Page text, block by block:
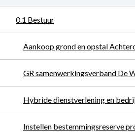
0.1 Bestuur
GR samenwerkingsverband De
Hybride dienstverlening en